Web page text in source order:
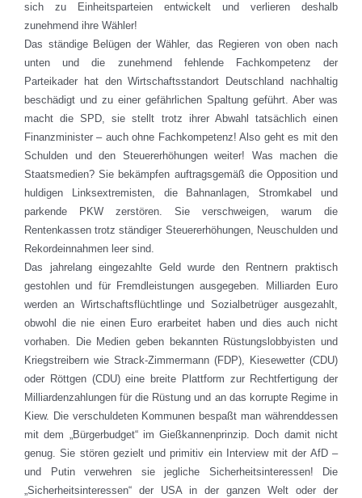
sich zu Einheitsparteien entwickelt und verlieren deshalb
zunehmend ihre Wähler!
Das ständige Belügen der Wähler, das Regieren von oben nach
unten und die zunehmend fehlende Fachkompetenz der
Parteikader hat den Wirtschaftsstandort Deutschland nachhaltig
beschädigt und zu einer gefährlichen Spaltung geführt. Aber was
macht die SPD, sie stellt trotz ihrer Abwahl tatsächlich einen
Finanzminister – auch ohne Fachkompetenz! Also geht es mit den
Schulden und den Steuererhöhungen weiter! Was machen die
Staatsmedien? Sie bekämpfen auftragsgemäß die Opposition und
huldigen Linksextremisten, die Bahnanlagen, Stromkabel und
parkende PKW zerstören. Sie verschweigen, warum die
Rentenkassen trotz ständiger Steuererhöhungen, Neuschulden und
Rekordeinnahmen leer sind.
Das jahrelang eingezahlte Geld wurde den Rentnern praktisch
gestohlen und für Fremdleistungen ausgegeben. Milliarden Euro
werden an Wirtschaftsflüchtlinge und Sozialbetrüger ausgezahlt,
obwohl die nie einen Euro erarbeitet haben und dies auch nicht
vorhaben. Die Medien geben bekannten Rüstungslobbyisten und
Kriegstreibern wie Strack-Zimmermann (FDP), Kiesewetter (CDU)
oder Röttgen (CDU) eine breite Plattform zur Rechtfertigung der
Milliardenzahlungen für die Rüstung und an das korrupte Regime in
Kiew. Die verschuldeten Kommunen bespaßt man währenddessen
mit dem „Bürgerbudget“ im Gießkannenprinzip. Doch damit nicht
genug. Sie stören gezielt und primitiv ein Interview mit der AfD –
und Putin verwehren sie jegliche Sicherheitsinteressen! Die
„Sicherheitsinteressen“ der USA in der ganzen Welt oder der